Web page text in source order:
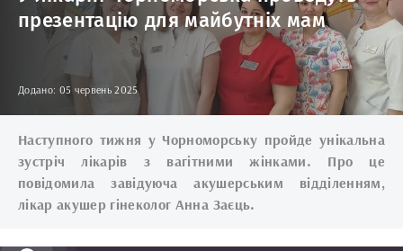
презентацію для майбутніх мам
Додано: 05 червень 2025
Наступного тижня у Чорноморську пройде унікальна
зустріч лікарів з вагітними жінками. Про це
повідомила завідуюча акушерським відділенням,
лікар акушер гінеколог Анна Заєць.